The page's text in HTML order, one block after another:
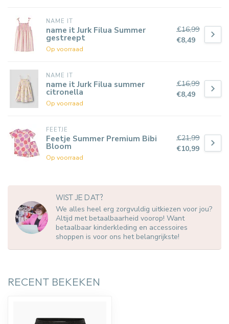
NAME IT
name it Jurk Filua Summer
gestreept
Op voorraad
€16,99
€8,49
NAME IT
name it Jurk Filua summer
citronella
Op voorraad
€16,99
€8,49
FEETJE
Feetje Summer Premium Bibi
Bloom
Op voorraad
€21,99
€10,99
WIST JE DAT?
We alles heel erg zorgvuldig uitkiezen voor jou?
Altijd met betaalbaarheid voorop! Want
betaalbaar kinderkleding en accessoires
shoppen is voor ons het belangrijkste!
RECENT BEKEKEN